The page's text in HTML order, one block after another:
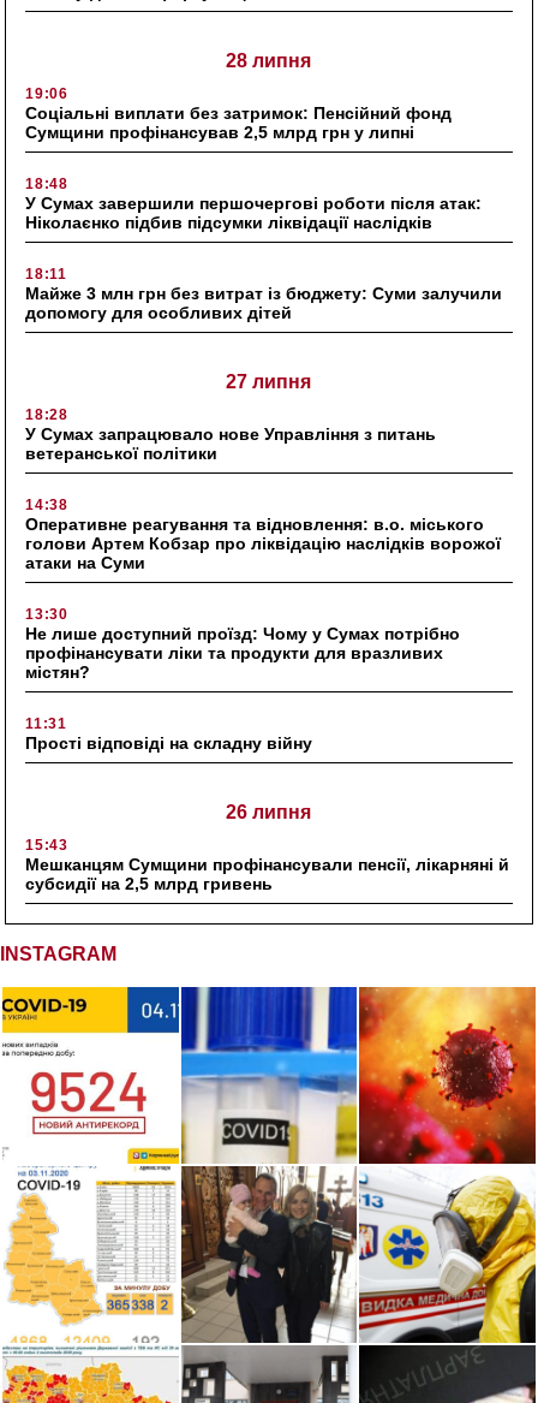
28 липня
19:06
Соціальні виплати без затримок: Пенсійний фонд
Сумщини профінансував 2,5 млрд грн у липні
18:48
У Сумах завершили першочергові роботи після атак:
Ніколаєнко підбив підсумки ліквідації наслідків
18:11
Майже 3 млн грн без витрат із бюджету: Суми залучили
допомогу для особливих дітей
27 липня
18:28
У Сумах запрацювало нове Управління з питань
ветеранської політики
14:38
Оперативне реагування та відновлення: в.о. міського
голови Артем Кобзар про ліквідацію наслідків ворожої
атаки на Суми
13:30
Не лише доступний проїзд: Чому у Сумах потрібно
профінансувати ліки та продукти для вразливих
містян?
11:31
Прості відповіді на складну війну
26 липня
15:43
Мешканцям Сумщини профінансували пенсії, лікарняні й
субсидії на 2,5 млрд гривень
INSTAGRAM